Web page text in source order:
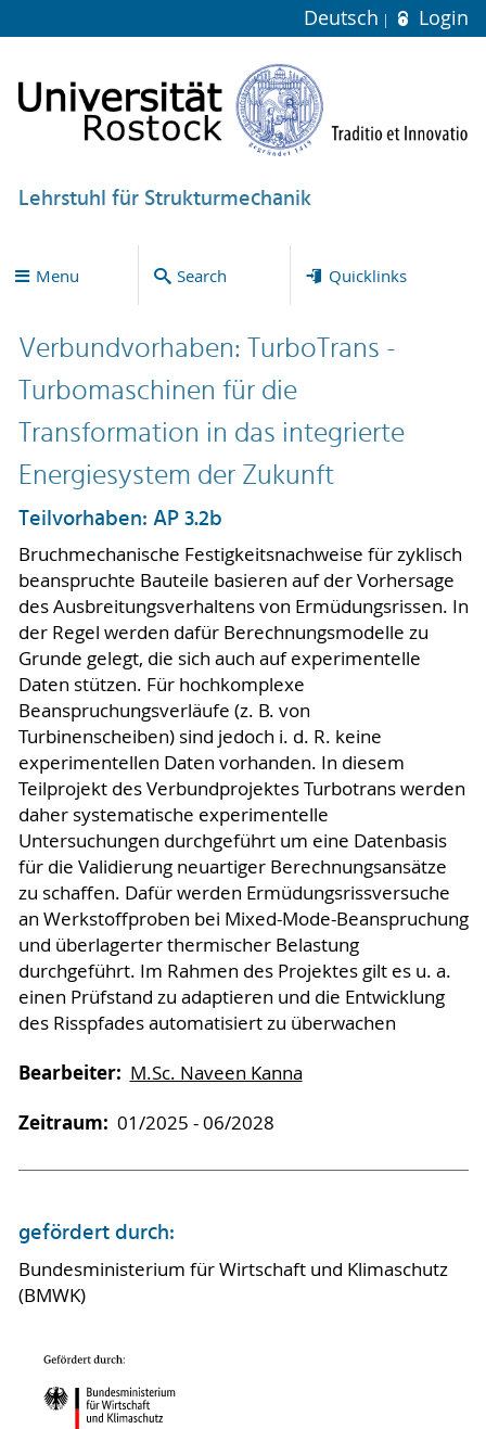
Deutsch Login
Lehrstuhl für Strukturmechanik
Menu Search Quicklinks
Verbundvorhaben: TurboTrans -
Turbomaschinen für die
Transformation in das integrierte
Energiesystem der Zukunft
Teilvorhaben: AP 3.2b
Bruchmechanische Festigkeitsnachweise für zyklisch
beanspruchte Bauteile basieren auf der Vorhersage
des Ausbreitungsverhaltens von Ermüdungsrissen. In
der Regel werden dafür Berechnungsmodelle zu
Grunde gelegt, die sich auch auf experimentelle
Daten stützen. Für hochkomplexe
Beanspruchungsverläufe (z. B. von
Turbinenscheiben) sind jedoch i. d. R. keine
experimentellen Daten vorhanden. In diesem
Teilprojekt des Verbundprojektes Turbotrans werden
daher systematische experimentelle
Untersuchungen durchgeführt um eine Datenbasis
für die Validierung neuartiger Berechnungsansätze
zu schaffen. Dafür werden Ermüdungsrissversuche
an Werkstoffproben bei Mixed-Mode-Beanspruchung
und überlagerter thermischer Belastung
durchgeführt. Im Rahmen des Projektes gilt es u. a.
einen Prüfstand zu adaptieren und die Entwicklung
des Risspfades automatisiert zu überwachen
Bearbeiter: M.Sc. Naveen Kanna
Zeitraum: 01/2025 - 06/2028
gefördert durch:
Bundesministerium für Wirtschaft und Klimaschutz
(BMWK)